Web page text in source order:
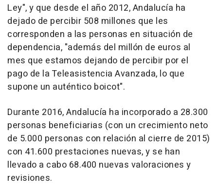
Ley", y que desde el año 2012, Andalucía ha
dejado de percibir 508 millones que les
corresponden a las personas en situación de
dependencia, "además del millón de euros al
mes que estamos dejando de percibir por el
pago de la Teleasistencia Avanzada, lo que
supone un auténtico boicot".
Durante 2016, Andalucía ha incorporado a 28.300
personas beneficiarias (con un crecimiento neto
de 5.000 personas con relación al cierre de 2015)
con 41.600 prestaciones nuevas, y se han
llevado a cabo 68.400 nuevas valoraciones y
revisiones.